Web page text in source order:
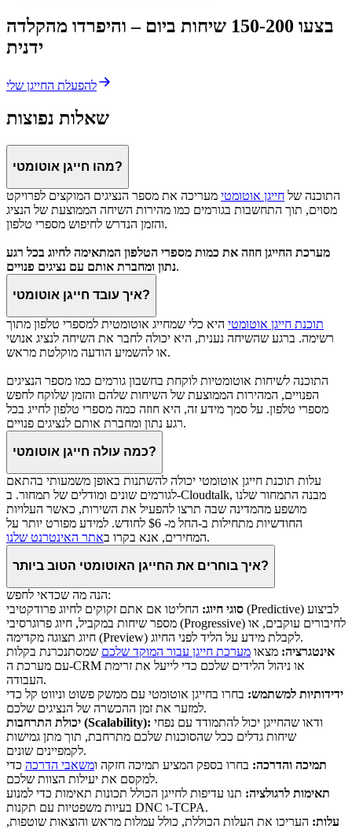
בצעו 150-200 שיחות ביום – והיפרדו מהקלדה
ידנית
להפעלת החייגן שלי
שאלות נפוצות
מהו חייגן אוטומטי?
התוכנה של חייגן אוטומטי מעריכה את מספר הנציגים המוקצים לפרויקט
מסוים, תוך התחשבות בגורמים כמו מהירות השיחה הממוצעת של הנציג
והזמן הנדרש לחיפוש מספרי טלפון.
מערכת החייגן חוזה את כמות מספרי הטלפון המתאימה לחיוג בכל רגע
נתון ומחברת אותם עם נציגים פנויים.
איך עובד חייגן אוטומטי?
תוכנת חייגן אוטומטי היא כלי שמחייג אוטומטית למספרי טלפון מתוך
רשימה. ברגע שהשיחה נענית, היא יכולה לחבר את השיחה לנציג אנושי
או להשמיע הודעה מוקלטת מראש.
התוכנה לשיחות אוטומטיות לוקחת בחשבון גורמים כמו מספר הנציגים
הפנויים, המהירות הממוצעת של השיחות שלהם והזמן שלוקח לחפש
מספרי טלפון. על סמך מידע זה, היא חוזה כמה מספרי טלפון לחייג בכל
רגע נתון ומחברת אותם לנציגים פנויים.
כמה עולה חייגן אוטומטי?
עלות תוכנת חייגן אוטומטי יכולה להשתנות באופן משמעותי בהתאם
לגורמים שונים ומודלים של תמחור. ב-Cloudtalk, מבנה התמחור שלנו
מושפע מהמדינה שבה תרצו להפעיל את השירות, כאשר העלויות
החודשיות מתחילות ב-החל מ- $6 לחודש. למידע מפורט יותר על
המחירים, אנא בקרו באתר האינטרנט שלנו .
איך בוחרים את החייגן האוטומטי הטוב ביותר?
הנה מה שכדאי לחפש:
סוגי חיוג: החליטו אם אתם זקוקים לחיוג פרודקטיבי (Predictive) לביצוע
מספר שיחות במקביל, חיוג פרוגרסיבי (Progressive) לחיבורים עוקבים, או
חיוג תצוגה מקדימה (Preview) לקבלת מידע על הליד לפני החיוג.
אינטגרציה: מצאו מערכת חייגן עבור המוקד שלכם שמסתנכרנת בקלות
עם מערכת ה-CRM או ניהול הלידים שלכם כדי לייעל את זרימת
העבודה.
ידידותיות למשתמש: בחרו בחייגן אוטומטי עם ממשק פשוט וניווט קל כדי
למזער את זמן ההכשרה של הנציגים שלכם.
יכולת התרחבות (Scalability):
שיחות גדלים ככל שהסוכנות שלכם מתרחבת, תוך מתן גמישות
לקמפיינים שונים.
תמיכה והדרכה: בחרו בספק המציע תמיכה חזקה ומשאבי הדרכה כדי
למקסם את יעילות הצוות שלכם.
תאימות לרגולציה: תנו עדיפות לחייגן הכולל תכונות תאימות כדי למנוע
בעיות משפטיות עם תקנות DNC ו-TCPA.
עלות: העריכו את העלות הכוללת, כולל עמלות מראש והוצאות שוטפות,